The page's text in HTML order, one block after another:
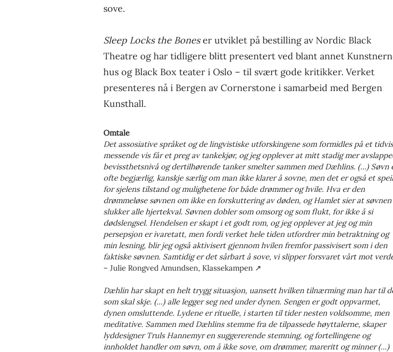
sove.
Sleep Locks the Boneser utviklet på bestilling av Nordic Black
Theatre og har tidligere blitt presentert ved blant annet
hus og Black Box teater i Oslo – til svært gode kritikker. Verket
presenteres nå i Bergen av Cornerstone i samarbeid med Bergen
Kunsthall.
Omtale
Det assosiative språket og de lingvistiske utforskingene som formidles på et tidvis
messende vis får et preg av tankekjør, og jeg opplever at mitt stadig mer
bevissthetsnivå og dertilhørende tanker smelter sammen med Dæhlins. (...) Søvn
ofte begjærlig, kanskje særlig om man ikke klarer å sovne, men det er også et speil
for sjelens tilstand og mulighetene for både drømmer og hvile. Hva er den
drømmeløse søvnen om ikke en forskuttering av døden, og Hamlet sier at søvnen
slukker alle hjertekval. Søvnen dobler som omsorg og som flukt, for ikke å si
dødslengsel. Hendelsen er skapt i et godt rom, og jeg opplever at jeg og min
persepsjon er ivaretatt, men fordi verket hele tiden utfordrer min betraktning og
min lesning, blir jeg også aktivisert gjennom hvilen fremfor passivisert som i den
faktiske søvnen. Samtidig er det sårbart å sove, vi slipper forsvaret vårt mot
– Julie Rongved Amundsen, Klassekampen ↗
Dæhlin har skapt en helt trygg situasjon, uansett hvilken tilnærming man har til
som skal skje. (...) alle legger seg ned under dynen. Sengen er godt oppvarmet,
dynen omsluttende. Lydene er rituelle, i starten til tider nesten voldsomme, men
meditative. Sammen med Dæhlins stemme fra de tilpassede høyttalerne, skaper
lyddesigner Truls Hannemyr en suggererende stemning, og fortellingene og
innholdet handler om søvn, om å ikke sove, om drømmer, mareritt og minner (...)